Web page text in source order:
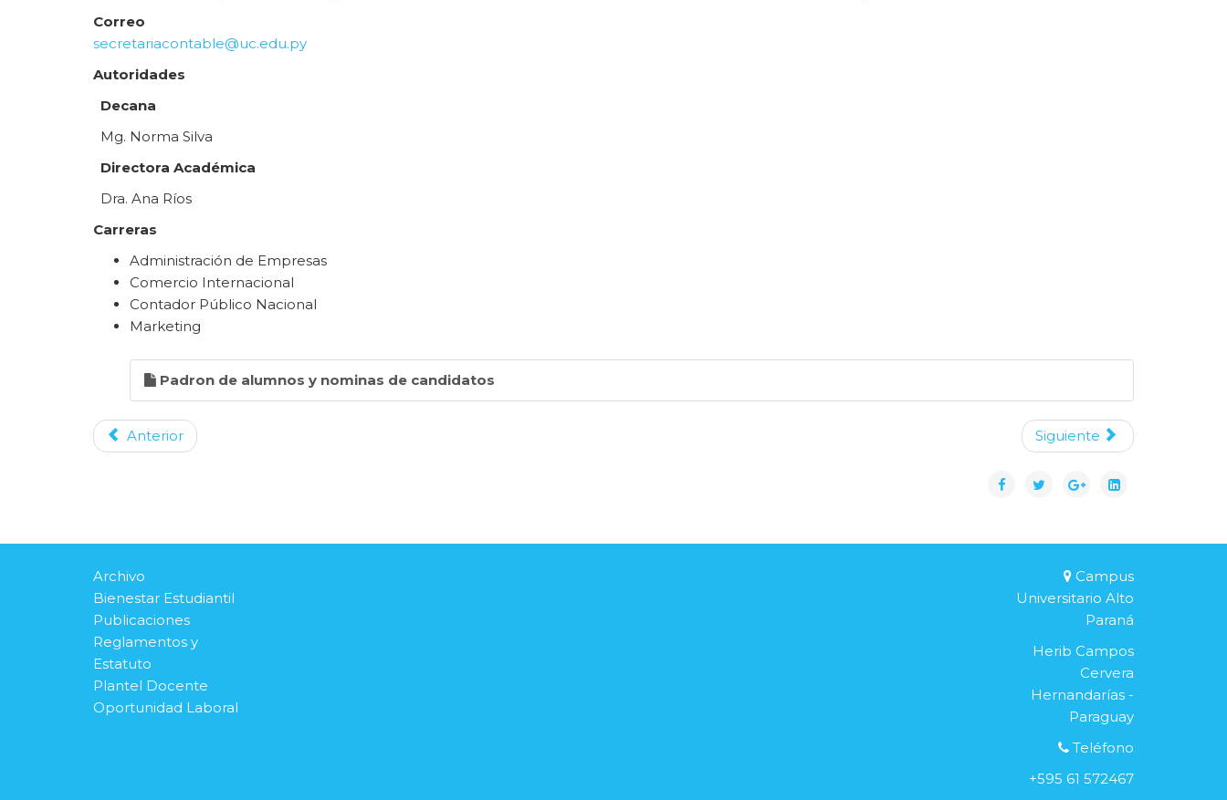
Correo
secretariacontable@uc.edu.py
Autoridades
Decana
Mg. Norma Silva
Directora Académica
Dra. Ana Ríos
Carreras
Administración de Empresas
Comercio Internacional
Contador Público Nacional
Marketing
Padron de alumnos y nominas de candidatos
Anterior Siguiente
Archivo
Bienestar Estudiantil
Publicaciones
Reglamentos y
Estatuto
Plantel Docente
Oportunidad Laboral
Campus
Universitario Alto
Paraná
Herib Campos
Cervera
Hernandarías -
Paraguay
Teléfono
+595 61 572467